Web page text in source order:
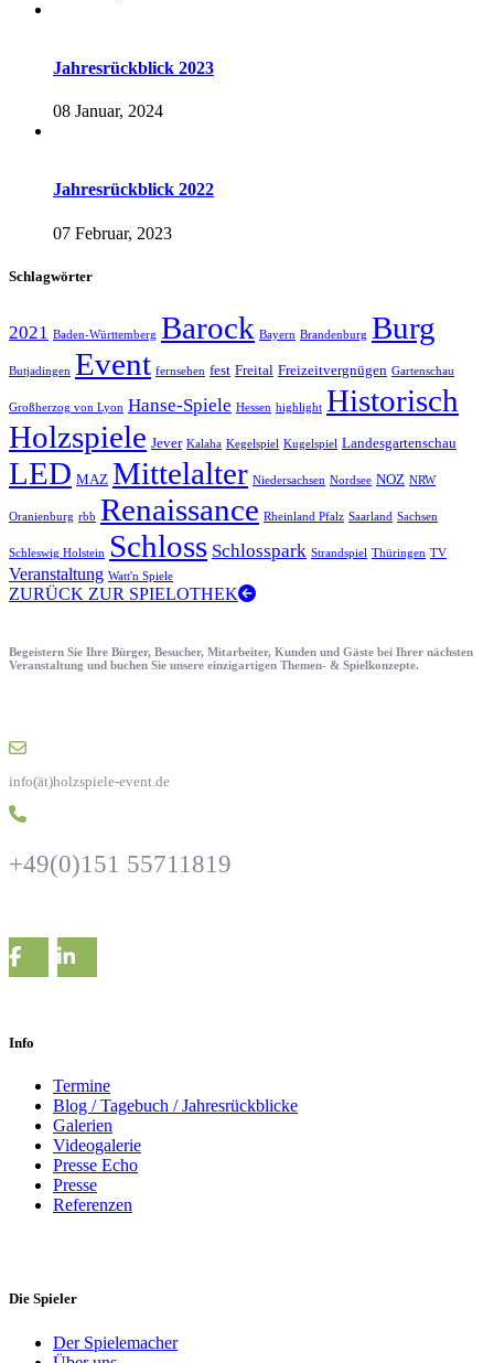
Jahresrückblick 2023
08 Januar, 2024
Jahresrückblick 2022
07 Februar, 2023
Schlagwörter
2021 Baden-Württemberg Barock Bayern Brandenburg Burg
Butjadingen Event fernsehen fest Freital Freizeitvergnügen Gartenschau
Großherzog von Lyon Hanse-Spiele Hessen highlight Historisch
Holzspiele Jever Kalaha Kegelspiel Kugelspiel Landesgartenschau
LED MAZ Mittelalter Niedersachsen Nordsee NOZ NRW
Oranienburg rbb Renaissance Rheinland Pfalz Saarland Sachsen
Schleswig Holstein Schloss Schlosspark Strandspiel Thüringen TV
Veranstaltung Watt'n Spiele
ZURÜCK ZUR SPIELOTHEK
Begeistern Sie Ihre Bürger, Besucher, Mitarbeiter, Kunden und Gäste bei Ihrer nächsten
Veranstaltung und buchen Sie unsere einzigartigen Themen- & Spielkonzepte.
info(ät)holzspiele-event.de
+49(0)151 55711819
Info
Termine
Blog / Tagebuch / Jahresrückblicke
Galerien
Videogalerie
Presse Echo
Presse
Referenzen
Die Spieler
Der Spielemacher